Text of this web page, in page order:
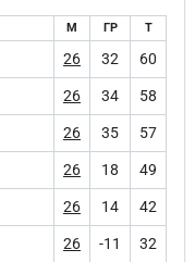
М ГР Т
26 32 60
26 34 58
26 35 57
26 18 49
26 14 42
26 -11 32